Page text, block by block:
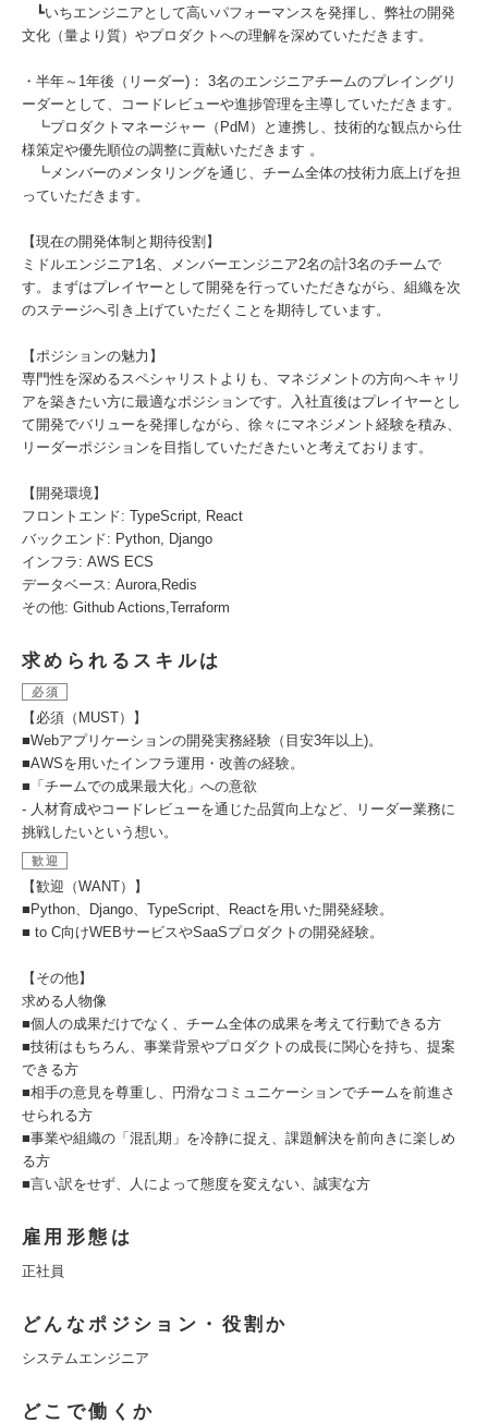
┗いちエンジニアとして高いパフォーマンスを発揮し、弊社の開発
文化（量より質）やプロダクトへの理解を深めていただきます。
・半年～1年後（リーダー)： 3名のエンジニアチームのプレイングリ
ーダーとして、コードレビューや進捗管理を主導していただきます。
┗プロダクトマネージャー（PdM）と連携し、技術的な観点から仕
様策定や優先順位の調整に貢献いただきます 。
┗メンバーのメンタリングを通じ、チーム全体の技術力底上げを担
っていただきます。
【現在の開発体制と期待役割】
ミドルエンジニア1名、メンバーエンジニア2名の計3名のチームで
す。まずはプレイヤーとして開発を行っていただきながら、組織を次
のステージへ引き上げていただくことを期待しています。
【ポジションの魅力】
専門性を深めるスペシャリストよりも、マネジメントの方向へキャリ
アを築きたい方に最適なポジションです。入社直後はプレイヤーとし
て開発でバリューを発揮しながら、徐々にマネジメント経験を積み、
リーダーポジションを目指していただきたいと考えております。
【開発環境】
フロントエンド: TypeScript, React
バックエンド: Python, Django
インフラ: AWS ECS
データベース: Aurora,Redis
その他: Github Actions,Terraform
求められるスキルは
必須
【必須（MUST）】
■Webアプリケーションの開発実務経験（目安3年以上)。
■AWSを用いたインフラ運用・改善の経験。
■「チームでの成果最大化」への意欲
- 人材育成やコードレビューを通じた品質向上など、リーダー業務に
挑戦したいという想い。
歓迎
【歓迎（WANT）】
■Python、Django、TypeScript、Reactを用いた開発経験。
■ to C向けWEBサービスやSaaSプロダクトの開発経験。
【その他】
求める人物像
■個人の成果だけでなく、チーム全体の成果を考えて行動できる方
■技術はもちろん、事業背景やプロダクトの成長に関心を持ち、提案
できる方
■相手の意見を尊重し、円滑なコミュニケーションでチームを前進さ
せられる方
■事業や組織の「混乱期」を冷静に捉え、課題解決を前向きに楽しめ
る方
■言い訳をせず、人によって態度を変えない、誠実な方
雇用形態は
正社員
どんなポジション・役割か
システムエンジニア
どこで働くか